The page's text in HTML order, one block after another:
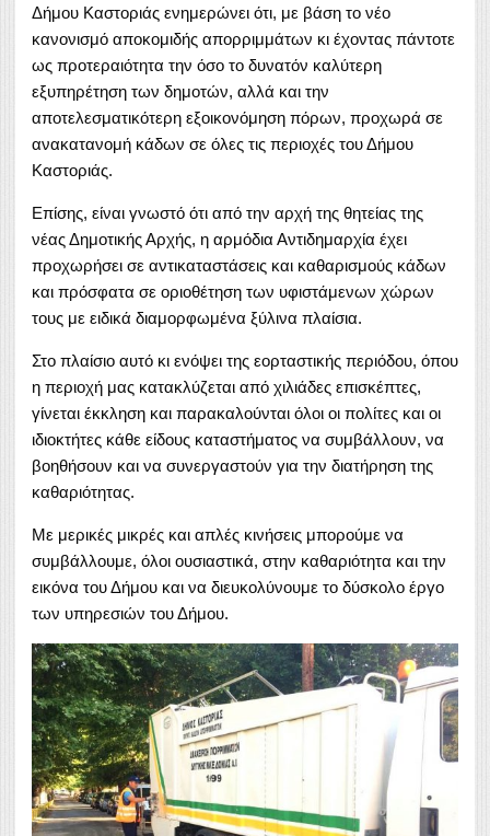
Δήμου Καστοριάς ενημερώνει ότι, με βάση το νέο
κανονισμό αποκομιδής απορριμμάτων κι έχοντας πάντοτε
ως προτεραιότητα την όσο το δυνατόν καλύτερη
εξυπηρέτηση των δημοτών, αλλά και την
αποτελεσματικότερη εξοικονόμηση πόρων, προχωρά σε
ανακατανομή κάδων σε όλες τις περιοχές του Δήμου
Καστοριάς.
Επίσης, είναι γνωστό ότι από την αρχή της θητείας της
νέας Δημοτικής Αρχής, η αρμόδια Αντιδημαρχία έχει
προχωρήσει σε αντικαταστάσεις και καθαρισμούς κάδων
και πρόσφατα σε οριοθέτηση των υφιστάμενων χώρων
τους με ειδικά διαμορφωμένα ξύλινα πλαίσια.
Στο πλαίσιο αυτό κι ενόψει της εορταστικής περιόδου, όπου
η περιοχή μας κατακλύζεται από χιλιάδες επισκέπτες,
γίνεται έκκληση και παρακαλούνται όλοι οι πολίτες και οι
ιδιοκτήτες κάθε είδους καταστήματος να συμβάλλουν, να
βοηθήσουν και να συνεργαστούν για την διατήρηση της
καθαριότητας.
Με μερικές μικρές και απλές κινήσεις μπορούμε να
συμβάλλουμε, όλοι ουσιαστικά, στην καθαριότητα και την
εικόνα του Δήμου και να διευκολύνουμε το δύσκολο έργο
των υπηρεσιών του Δήμου.